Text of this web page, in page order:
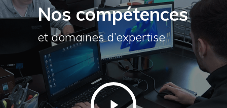
Nos compétences
et domaines d’expertise